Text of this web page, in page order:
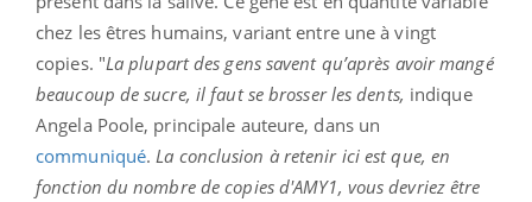
chez les êtres humains, variant entre une à vingt
copies. "La plupart des gens savent qu’après avoir mangé
beaucoup de sucre, il faut se brosser les dents, indique
Angela Poole, principale auteure, dans un
communiqué. La conclusion à retenir ici est que, en
fonction du nombre de copies d'AMY1, vous devriez être